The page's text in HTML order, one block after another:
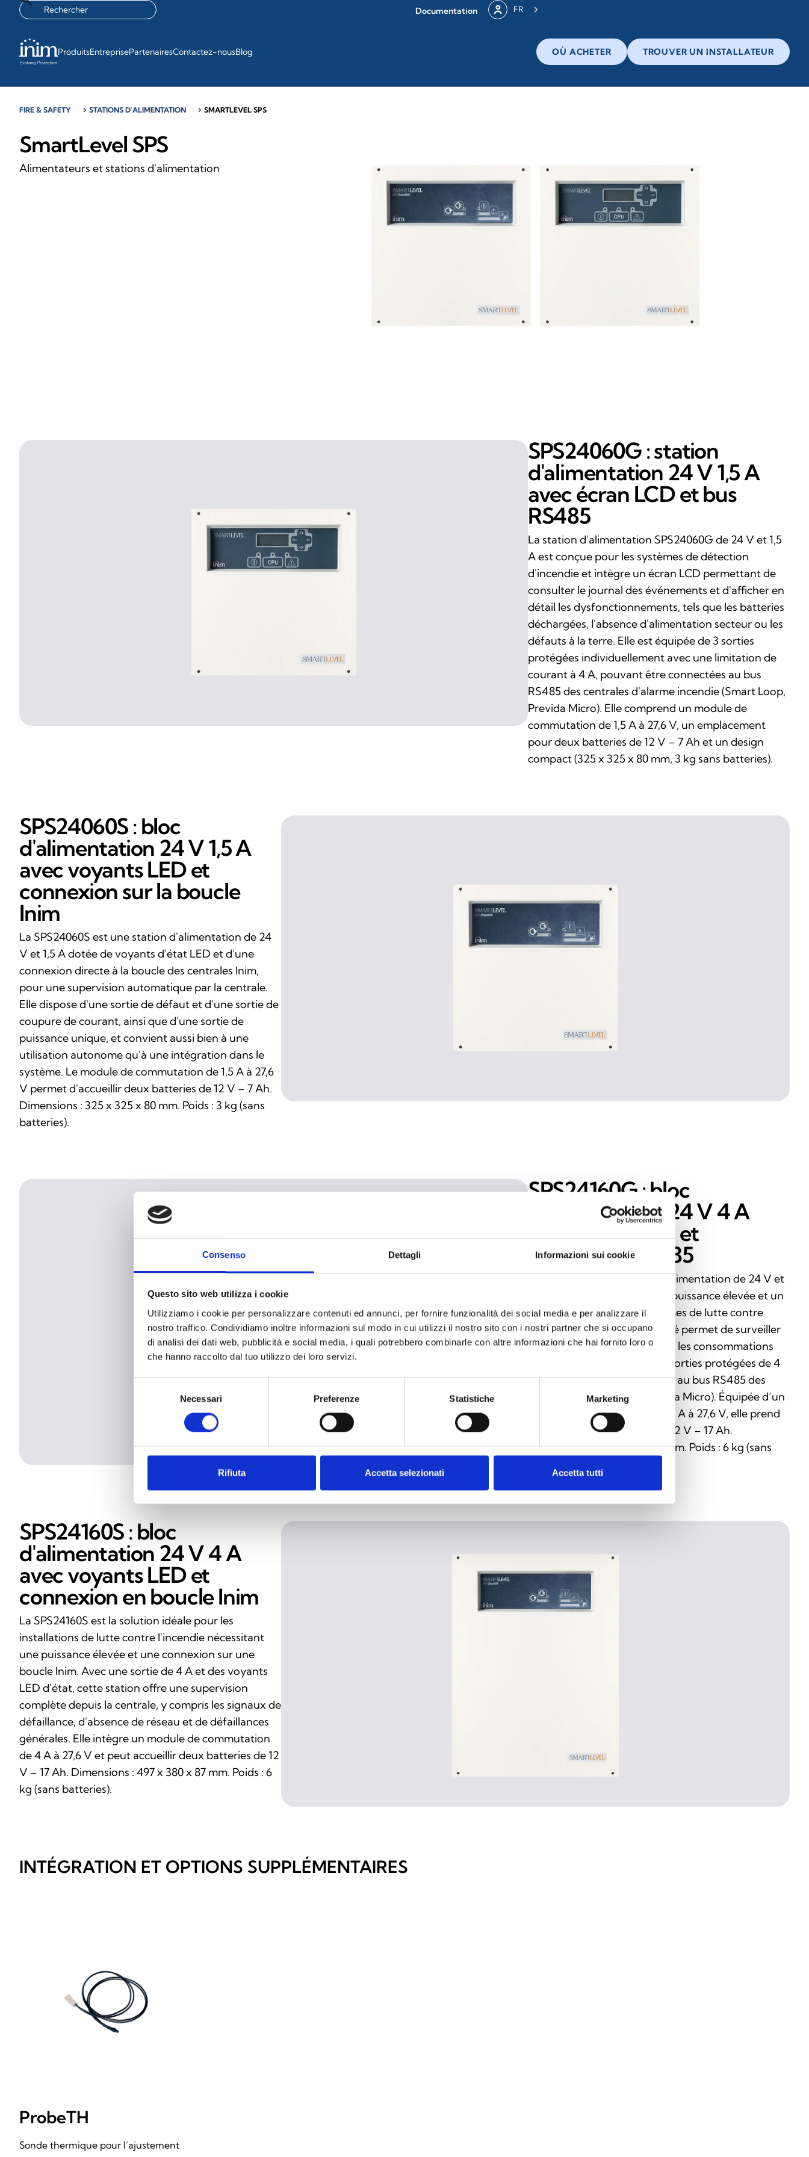
Consenso Dettagli Informazioni sui cookie
Questo sito web utilizza i cookie
Utilizziamo i cookie per personalizzare contenuti ed annunci, per fornire funzionalità dei social media e per analizzare il
nostro traffico. Condividiamo inoltre informazioni sul modo in cui utilizzi il nostro sito con i nostri partner che si occupano
di analisi dei dati web, pubblicità e social media, i quali potrebbero combinarle con altre informazioni che hai fornito loro o
che hanno raccolto dal tuo utilizzo dei loro servizi.
Necessari Preferenze Statistiche Marketing
Rifiuta Accetta selezionati Accetta tutti
Documentation FR
ProduitsEntreprisePartenairesContactez-nousBlog OÙ ACHETER TROUVER UN INSTALLATEUR
FIRE & SAFETY chevron_right STATIONS D'ALIMENTATION chevron_right SMARTLEVEL SPS
SmartLevel SPS
Alimentateurs et stations d'alimentation
SPS24060G : station
d'alimentation 24 V 1,5 A
avec écran LCD et bus
RS485
La station d'alimentation SPS24060G de 24 V et 1,5
A est conçue pour les systèmes de détection
d'incendie et intègre un écran LCD permettant de
consulter le journal des événements et d'afficher en
détail les dysfonctionnements, tels que les batteries
déchargées, l'absence d'alimentation secteur ou les
défauts à la terre. Elle est équipée de 3 sorties
protégées individuellement avec une limitation de
courant à 4 A, pouvant être connectées au bus
RS485 des centrales d'alarme incendie (Smart Loop,
Previda Micro). Elle comprend un module de
commutation de 1,5 A à 27,6 V, un emplacement
pour deux batteries de 12 V – 7 Ah et un design
compact (325 x 325 x 80 mm, 3 kg sans batteries).
SPS24060S : bloc
d'alimentation 24 V 1,5 A
avec voyants LED et
connexion sur la boucle
Inim
La SPS24060S est une station d'alimentation de 24
V et 1,5 A dotée de voyants d'état LED et d'une
connexion directe à la boucle des centrales Inim,
pour une supervision automatique par la centrale.
Elle dispose d'une sortie de défaut et d'une sortie de
coupure de courant, ainsi que d'une sortie de
puissance unique, et convient aussi bien à une
utilisation autonome qu'à une intégration dans le
système. Le module de commutation de 1,5 A à 27,6
V permet d'accueillir deux batteries de 12 V – 7 Ah.
Dimensions : 325 x 325 x 80 mm. Poids : 3 kg (sans
batteries).
SPS24160G : bloc
d'alimentation 24 V 4 A
avec écran LCD et
connexion RS485
Le SPS24160G est un bloc d'alimentation de 24 V et
4 A conçu pour garantir une puissance élevée et un
contrôle total dans les systèmes de lutte contre
l'incendie. L'écran LCD intégré permet de surveiller
les pannes, les événements et les consommations
pour chaque sortie. Il offre 3 sorties protégées de 4
A et se connecte directement au bus RS485 des
centrales (Smart Loop, Previda Micro). Équipée d’un
module de commutation de 4 A à 27,6 V, elle prend
en charge deux batteries de 12 V – 17 Ah.
Dimensions : 497 x 380 x 87 mm. Poids : 6 kg (sans
SPS24160S : bloc
d'alimentation 24 V 4 A
avec voyants LED et
connexion en boucle Inim
La SPS24160S est la solution idéale pour les
installations de lutte contre l'incendie nécessitant
une puissance élevée et une connexion sur une
boucle Inim. Avec une sortie de 4 A et des voyants
LED d'état, cette station offre une supervision
complète depuis la centrale, y compris les signaux de
défaillance, d'absence de réseau et de défaillances
générales. Elle intègre un module de commutation
de 4 A à 27,6 V et peut accueillir deux batteries de 12
V – 17 Ah. Dimensions : 497 x 380 x 87 mm. Poids : 6
kg (sans batteries).
INTÉGRATION ET OPTIONS SUPPLÉMENTAIRES
ProbeTH
Sonde thermique pour l’ajustement